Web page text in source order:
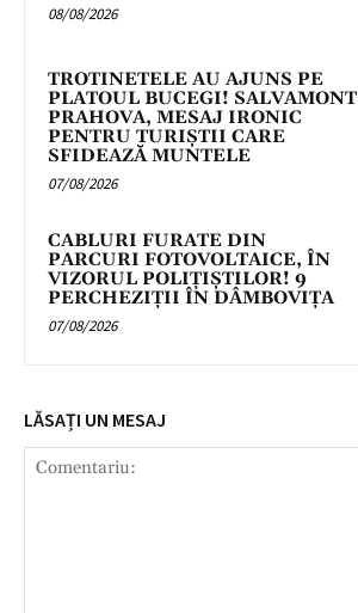
08/08/2026
TROTINETELE AU AJUNS PE
PLATOUL BUCEGI! SALVAMONT
PRAHOVA, MESAJ IRONIC
PENTRU TURIȘTII CARE
SFIDEAZĂ MUNTELE
07/08/2026
CABLURI FURATE DIN
PARCURI FOTOVOLTAICE, ÎN
VIZORUL POLIȚIȘTILOR! 9
PERCHEZIȚII ÎN DÂMBOVIȚA
07/08/2026
LĂSAȚI UN MESAJ